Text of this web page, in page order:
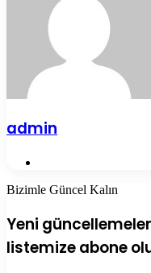
admin
Bizimle Güncel Kalın
Yeni
listemize abone